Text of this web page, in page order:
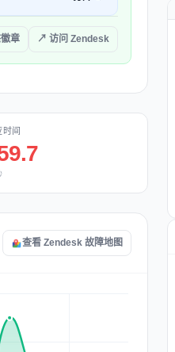
章 ↗ 访问 Zendesk
时间
查看 Zendesk 故障地图